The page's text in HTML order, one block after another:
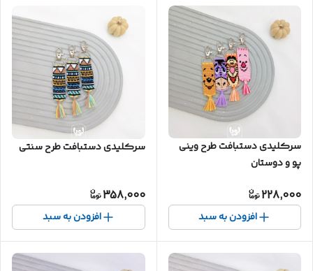
سرکلیدی دستبافت طرح وینی
پو و دوستان
228,000
افزودن به سبد
سرکلیدی دستبافت طرح سنتی
358,000
افزودن به سبد